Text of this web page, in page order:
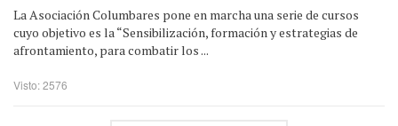
La Asociación Columbares pone en marcha una serie de cursos
cuyo objetivo es la “Sensibilización, formación y estrategias de
afrontamiento, para combatir los ...
Visto: 2576